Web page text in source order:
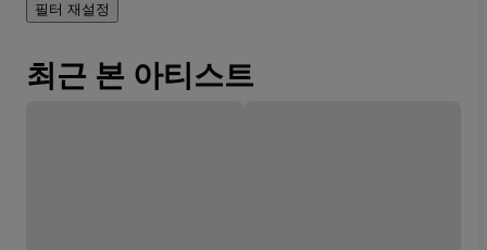
필터 재설정
최근 본 아티스트